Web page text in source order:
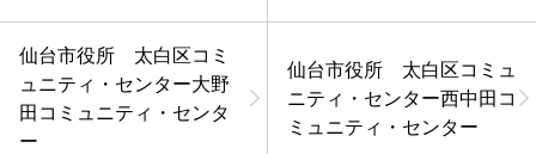
仙台市役所 太白区コミ
ュニティ・センター大野
田コミュニティ・センタ
ー
仙台市役所 太白区コミュ
ニティ・センター西中田コ
ミュニティ・センター